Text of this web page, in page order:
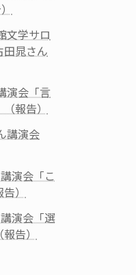
文学サロ
田晁さん
演会「言
報告）
講演会
演会「こ
）
演会「選
告）